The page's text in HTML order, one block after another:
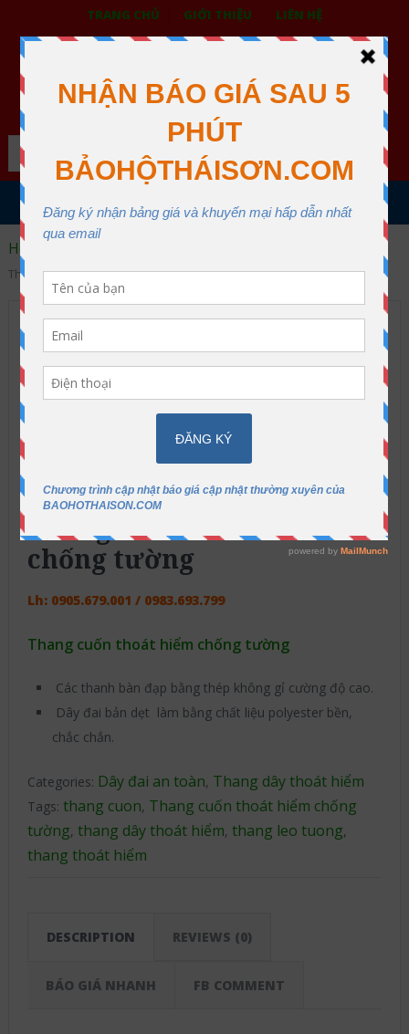
TRANG CHỦ GIỚI THIỆU LIÊN HỆ
BẢO HỘ LAO ĐỘNG THÁI SƠN
XƯỞNG MAY THÁI SƠN QUẬN 12
Search
MENU
Home
Thang cuốn thoát hiểm chống tường
Thang cuốn thoát hiểm
chống tường
Lh: 0905.679.001 / 0983.693.799
Thang cuốn thoát hiểm chống tường
Các thanh bàn đạp bằng thép không gỉ cường độ cao.
Dây đai bản dẹt làm bằng chất liệu polyester bền,
chắc chắn.
Categories: Dây đai an toàn, Thang dây thoát hiểm
Tags: thang cuon, Thang cuốn thoát hiểm chống
tường, thang dây thoát hiểm, thang leo tuong,
thang thoát hiểm
DESCRIPTION REVIEWS (0)
BÁO GIÁ NHANH FB COMMENT